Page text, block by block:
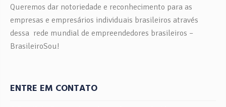
Queremos dar notoriedade e reconhecimento para as
empresas e empresários individuais brasileiros através
dessa rede mundial de empreendedores brasileiros –
BrasileiroSou!
ENTRE EM CONTATO